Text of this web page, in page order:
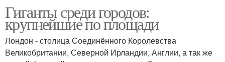
Гиганты среди городов:
крупнейшие по площади
Лондон - столица Соединённого Королевства
Великобритании, Северной Ирландии, Англии, а так же